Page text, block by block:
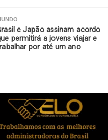
e Japão assinam acordo
permitirá a jovens viajar e
por até um ano